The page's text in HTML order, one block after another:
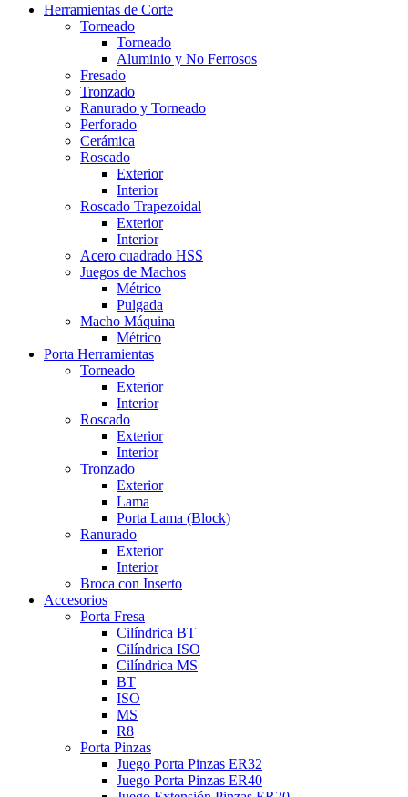
Herramientas de Corte
Torneado
Torneado
Aluminio y No Ferrosos
Fresado
Tronzado
Ranurado y Torneado
Perforado
Cerámica
Roscado
Exterior
Interior
Roscado Trapezoidal
Exterior
Interior
Acero cuadrado HSS
Juegos de Machos
Métrico
Pulgada
Macho Máquina
Métrico
Porta Herramientas
Torneado
Exterior
Interior
Roscado
Exterior
Interior
Tronzado
Exterior
Lama
Porta Lama (Block)
Ranurado
Exterior
Interior
Broca con Inserto
Accesorios
Porta Fresa
Cilíndrica BT
Cilíndrica ISO
Cilíndrica MS
BT
ISO
MS
R8
Porta Pinzas
Juego Porta Pinzas ER32
Juego Porta Pinzas ER40